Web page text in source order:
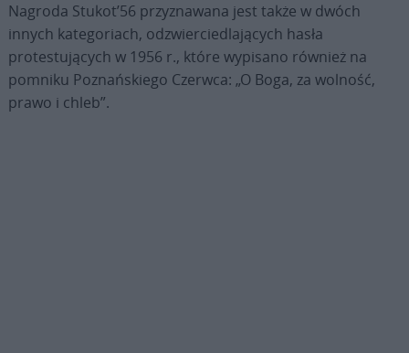
Nagroda Stukot’56 przyznawana jest także w dwóch
innych kategoriach, odzwierciedlających hasła
protestujących w 1956 r., które wypisano również na
pomniku Poznańskiego Czerwca: „O Boga, za wolność,
prawo i chleb”.